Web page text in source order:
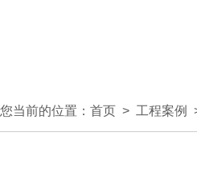
您当前的位置： 首页 > 工程案例